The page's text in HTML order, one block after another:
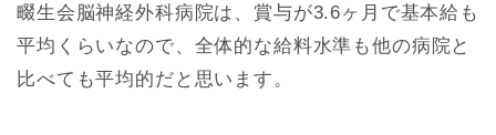
畷生会脳神経外科病院は、賞与が3.6ヶ月で基本給も
平均くらいなので、全体的な給料水準も他の病院と
比べても平均的だと思います。